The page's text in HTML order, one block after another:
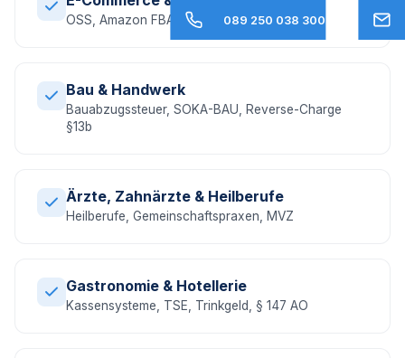
OSS, Amazon FBA, EU-Umsatzsteuer, DAC7
Bau & Handwerk
Bauabzugssteuer, SOKA-BAU, Reverse-Charge
§13b
Ärzte, Zahnärzte & Heilberufe
Heilberufe, Gemeinschaftspraxen, MVZ
Gastronomie & Hotellerie
Kassensysteme, TSE, Trinkgeld, § 147 AO
089 250 038 300